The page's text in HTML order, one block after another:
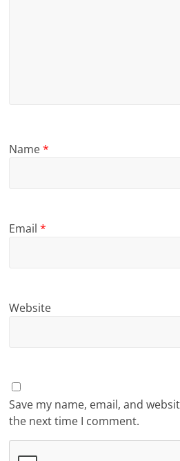
Name*
Email*
Website
Save my name, email, and
the next time I comment.